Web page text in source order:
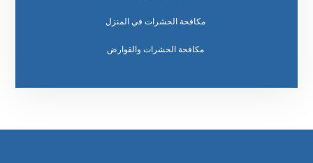
مكافحة الحشرات في المنزل
مكافحة الحشرات والقوارض